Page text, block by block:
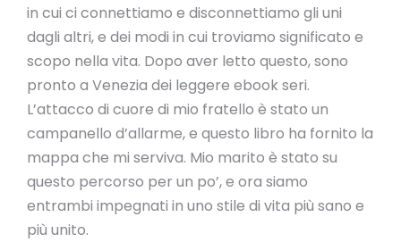
in cui ci connettiamo e disconnettiamo gli uni
dagli altri, e dei modi in cui troviamo significato e
scopo nella vita. Dopo aver letto questo, sono
pronto a Venezia dei leggere ebook seri.
L’attacco di cuore di mio fratello è stato un
campanello d’allarme, e questo libro ha fornito la
mappa che mi serviva. Mio marito è stato su
questo percorso per un po’, e ora siamo
entrambi impegnati in uno stile di vita più sano e
più unito.